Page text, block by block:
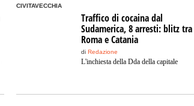
CIVITAVECCHIA
Traffico di cocaina dal
Sudamerica, 8 arresti: blitz tra
Roma e Catania
diRedazione
L'inchiesta della Dda della capitale